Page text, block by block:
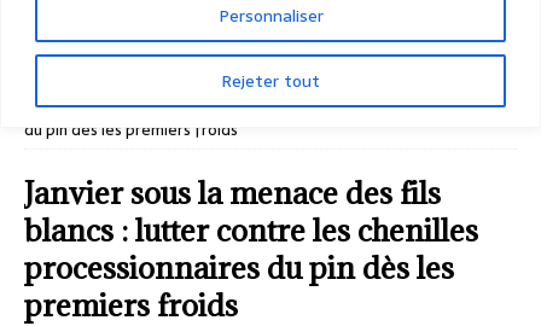
Personnaliser
Rejeter tout
LA MÉTÉO ET LE JARDIN
menace des fils blancs : lutter contre les chenilles processionnaires
du pin dès les premiers froids
Janvier sous la menace des fils
blancs : lutter contre les chenilles
processionnaires du pin dès les
premiers froids